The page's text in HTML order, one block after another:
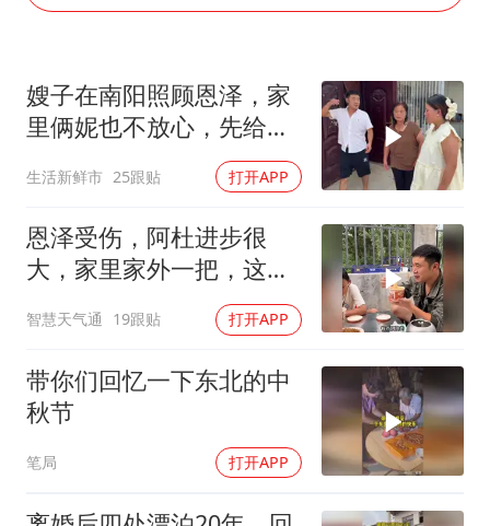
酒店回应车内过夜被收150元
白海豚将正面袭击贯穿浙江
商场现钱学森巨幅海报 负责人回应
乐享全民健身 共筑健康中国
嫂子在南阳照顾恩泽，家
里俩妮也不放心，先给她
生活新鲜市 25跟贴 打开APP
恩泽受伤，阿杜进步很
大，家里家外一把，这才
智慧天气通 19跟贴 打开APP
带你们回忆一下东北的中
秋节
笔局 打开APP